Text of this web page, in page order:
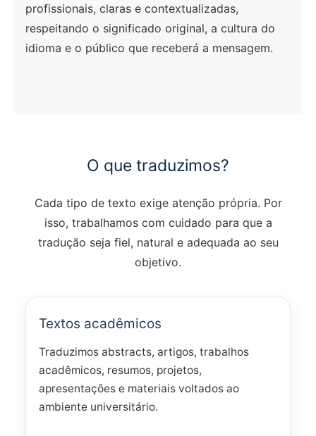
profissionais, claras e contextualizadas,
respeitando o significado original, a cultura do
idioma e o público que receberá a mensagem.
O que traduzimos?
Cada tipo de texto exige atenção própria. Por
isso, trabalhamos com cuidado para que a
tradução seja fiel, natural e adequada ao seu
objetivo.
Textos acadêmicos
Traduzimos abstracts, artigos, trabalhos
acadêmicos, resumos, projetos,
apresentações e materiais voltados ao
ambiente universitário.